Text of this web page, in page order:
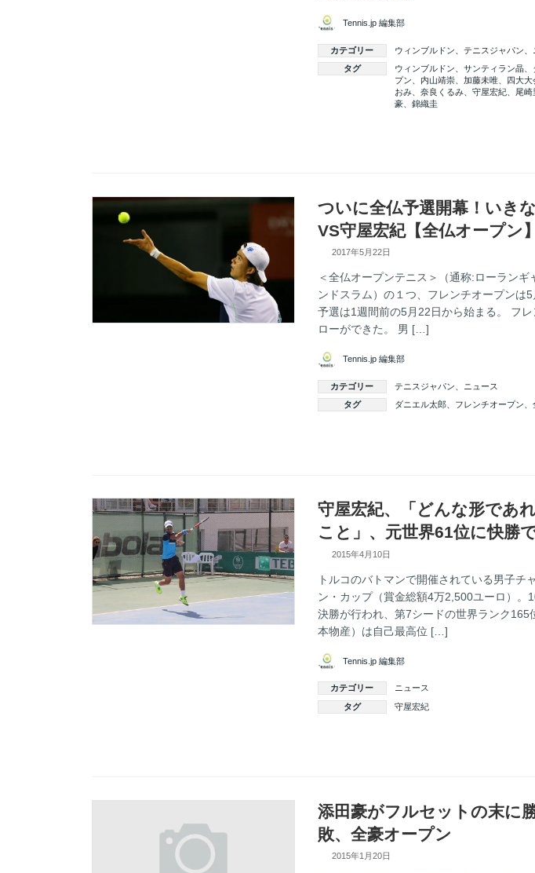
Tennis.jp 編集部
カテゴリー ウィンブルドン テニスジャパン
タグ
ウィンブルドン サンティラン晶、
プン
内山靖崇、 加藤未唯、 四大大
おみ、 奈良くるみ、 守屋宏紀、 尾崎
豪、 錦織圭
ついに全仏予選開幕！いき
VS守屋宏紀【全仏オープン】
2017年5月22日
＜全仏オープンテニス＞（通称:ローランギ
ンドスラム）の１つ、フレンチオープンは
予選は1週間前の5月22日から始まる。 フ
ローができた。 男 […]
Tennis.jp 編集部
カテゴリー テニスジャパン
ニュース
タグ
ダニエル太郎、 フレンチオープン、
守屋宏紀、「どんな形であ
こと」、元世界61位に快勝
2015年4月10日
トルコのバトマンで開催されている男子チ
ン・カップ（賞金総額4万2,500ユーロ）。
決勝が行われ、第7シードの世界ランク165
本物産）は自己最高位 […]
Tennis.jp 編集部
カテゴリー
ニュース
タグ
守屋宏紀
添田豪がフルセットの末に
敗、全豪オープン
2015年1月20日